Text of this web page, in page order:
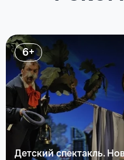
6+
Детский спектакль.